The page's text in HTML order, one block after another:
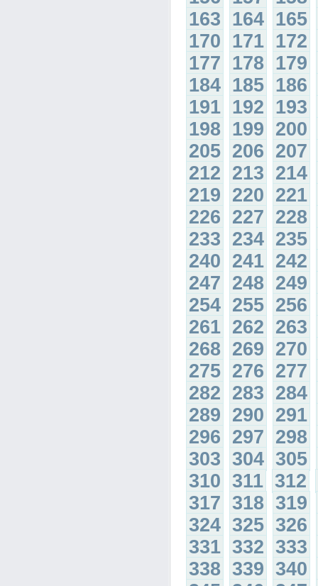
163 164 165
170 171 172
177 178 179
184 185 186
191 192 193
198 199 200
205 206 207
212 213 214
219 220 221
226 227 228
233 234 235
240 241 242
247 248 249
254 255 256
261 262 263
268 269 270
275 276 277
282 283 284
289 290 291
296 297 298
303 304 305
310 311 312
317 318 319
324 325 326
331 332 333
338 339 340